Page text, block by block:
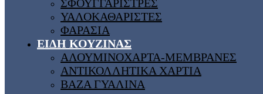
ΣΦΟΥΓΓΑΡΙΣΤΡΕΣ
ΥΑΛΟΚΑΘΑΡΙΣΤΕΣ
ΦΑΡΑΣΙΑ
ΕΙΔΗ ΚΟΥΖΙΝΑΣ
ΑΛΟΥΜΙΝΟΧΑΡΤΑ-ΜΕΜΒΡΑΝΕΣ
ΑΝΤΙΚΟΛΛΗΤΙΚΑ ΧΑΡΤΙΑ
ΒΑΖΑ ΓΥΑΛΙΝΑ